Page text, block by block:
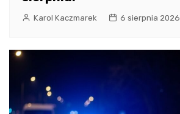
Karol Kaczmarek 6 sierpnia 2026